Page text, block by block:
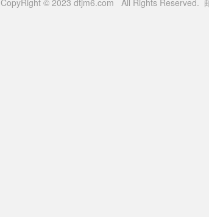
CopyRight © 2023 dtjm6.com All Rights Reserved.